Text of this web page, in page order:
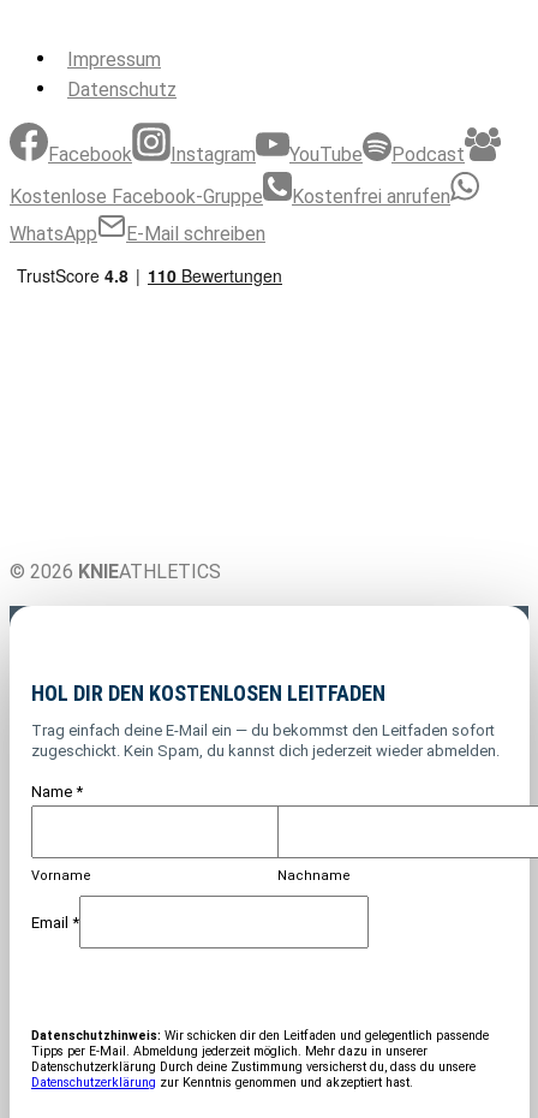
Impressum
Datenschutz
Facebook Instagram YouTube
Podcast
Kostenlose Facebook-Gruppe
Kostenfrei anrufen
WhatsApp
E-Mail schreiben
© 2026 KNIEATHLETICS
HOL DIR DEN KOSTENLOSEN LEITFADEN
Trag einfach deine E-Mail ein — du bekommst den Leitfaden sofort
zugeschickt. Kein Spam, du kannst dich jederzeit wieder abmelden.
Name *
Vorname Nachname
Email *
Datenschutzhinweis: Wir schicken dir den Leitfaden und gelegentlich passende
Tipps per E-Mail. Abmeldung jederzeit möglich. Mehr dazu in unserer
Datenschutzerklärung Durch deine Zustimmung versicherst du, dass du unsere
Datenschutzerklärung zur Kenntnis genommen und akzeptiert hast.